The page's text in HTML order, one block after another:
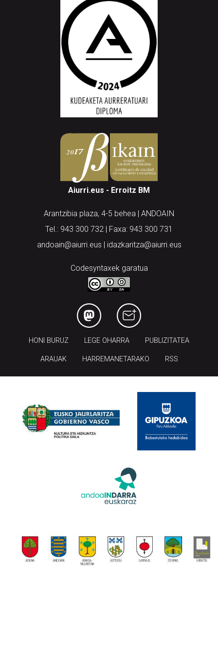
Aiurri.eus - Erroitz BM
Arantzibia plaza, 4-5 behea | ANDOAIN
Tel.: 943 300 732 | Faxa: 943 300 731
andoain@aiurri.eus | idazkaritza@aiurri.eus
Codesyntaxek garatua
HONI BURUZ LEGE OHARRA PUBLIZITATEA
ARAUAK HARREMANETARAKO RSS